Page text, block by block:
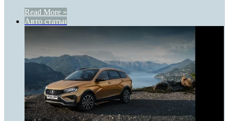
Read More »
Авто статьи